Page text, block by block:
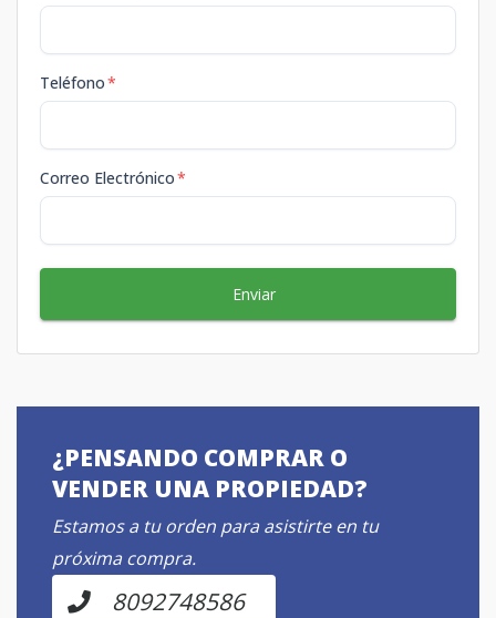
Teléfono*
Correo Electrónico*
Enviar
¿PENSANDO COMPRAR O
VENDER UNA PROPIEDAD?
Estamos a tu orden para asistirte en tu
próxima compra.
8092748586